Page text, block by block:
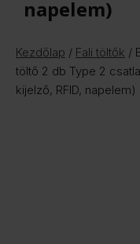
napelem)
Kezdőlap / Fali töltők /
töltő 2 db Type 2
kijelző, RFID, napelem)